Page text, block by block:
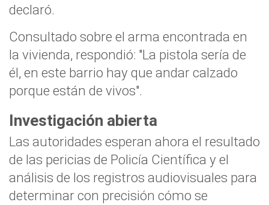
declaró.
Consultado sobre el arma encontrada en
la vivienda, respondió: "La pistola sería de
él, en este barrio hay que andar calzado
porque están de vivos".
Investigación abierta
Las autoridades esperan ahora el resultado
de las pericias de Policía Científica y el
análisis de los registros audiovisuales para
determinar con precisión cómo se